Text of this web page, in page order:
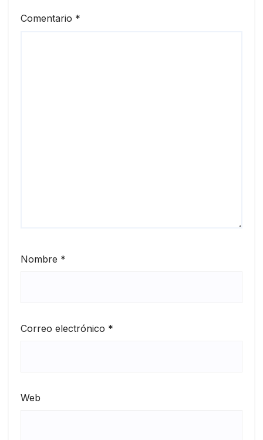
Comentario *
Nombre *
Correo electrónico *
Web